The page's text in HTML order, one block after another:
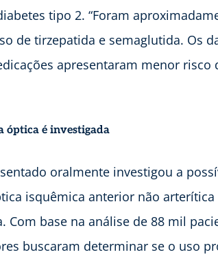
tipo 2. “Foram
de tirzepatida e semaglutida. Os
apresentaram menor risco
óptica é investigada
oralmente investigou a
isquêmica anterior não arterítica
Com base na análise de 88 mil
buscaram determinar se o uso